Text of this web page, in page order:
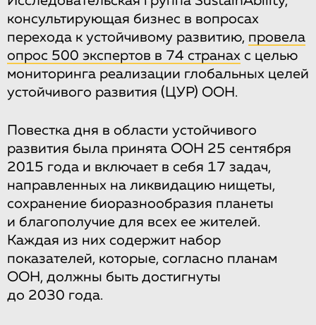
консультирующая бизнес в вопросах
перехода к устойчивому развитию, провела
опрос 500 экспертов в 74 странах с целью
мониторинга реализации глобальных целей
устойчивого развития (ЦУР) ООН.
Повестка дня в области устойчивого
развития была принята ООН 25 сентября
2015 года и включает в себя 17 задач,
направленных на ликвидацию нищеты,
сохранение биоразнообразия планеты
и благополучие для всех ее жителей.
Каждая из них содержит набор
показателей, которые, согласно планам
ООН, должны быть достигнуты
до 2030 года.